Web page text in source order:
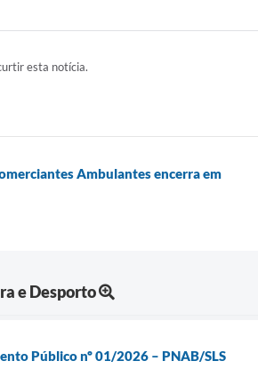
esta notícia.
Ambulantes encerra em
e Desporto
Público nº 01/2026 – PNAB/SLS